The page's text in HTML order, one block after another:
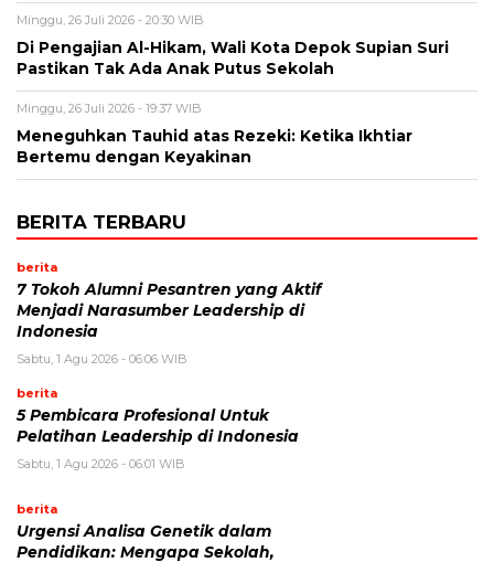
Minggu, 26 Juli 2026 - 20:30 WIB
Di Pengajian Al-Hikam, Wali Kota Depok Supian Suri
Pastikan Tak Ada Anak Putus Sekolah
Minggu, 26 Juli 2026 - 19:37 WIB
Meneguhkan Tauhid atas Rezeki: Ketika Ikhtiar
Bertemu dengan Keyakinan
BERITA TERBARU
berita
7 Tokoh Alumni Pesantren yang Aktif
Menjadi Narasumber Leadership di
Indonesia
Sabtu, 1 Agu 2026 - 06:06 WIB
berita
5 Pembicara Profesional Untuk
Pelatihan Leadership di Indonesia
Sabtu, 1 Agu 2026 - 06:01 WIB
berita
Urgensi Analisa Genetik dalam
Pendidikan: Mengapa Sekolah,